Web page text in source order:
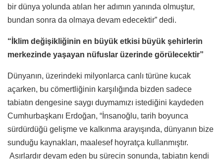
bir dünya yolunda atılan her adımın yanında olmuştur,
bundan sonra da olmaya devam edecektir” dedi.
“İklim değişikliğinin en büyük etkisi büyük şehirlerin
merkezinde yaşayan nüfuslar üzerinde görülecektir”
Dünyanın, üzerindeki milyonlarca canlı türüne kucak
açarken, bu cömertliğinin karşılığında bizden sadece
tabiatın dengesine saygı duymamızı istediğini kaydeden
Cumhurbaşkanı Erdoğan, “İnsanoğlu, tarih boyunca
sürdürdüğü gelişme ve kalkınma arayışında, dünyanın bize
sunduğu kaynakları, maalesef hoyratça kullanmıştır.
Asırlardır devam eden bu sürecin sonunda, tabiatın kendi